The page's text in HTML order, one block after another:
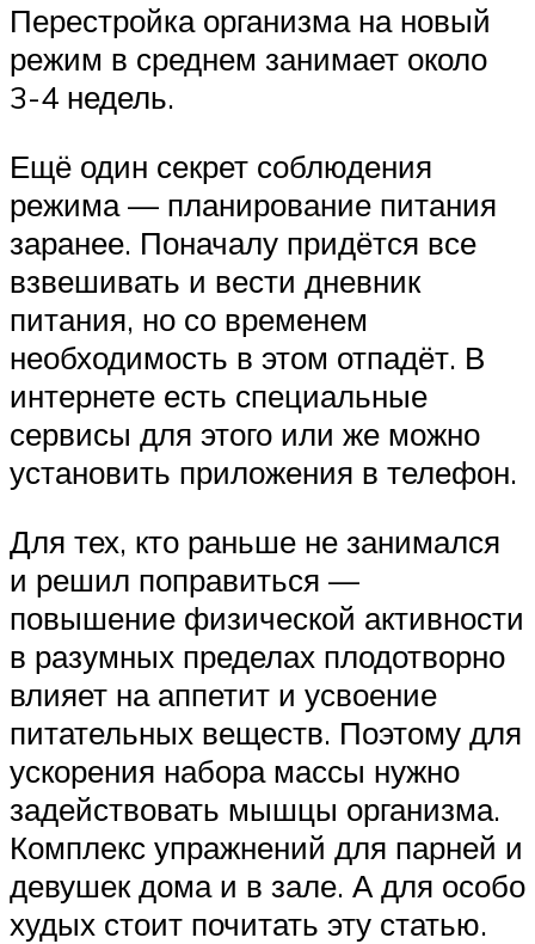
Перестройка организма на новый
режим в среднем занимает около
3-4 недель.
Ещё один секрет соблюдения
режима — планирование питания
заранее. Поначалу придётся все
взвешивать и вести дневник
питания, но со временем
необходимость в этом отпадёт. В
интернете есть специальные
сервисы для этого или же можно
установить приложения в телефон.
Для тех, кто раньше не занимался
и решил поправиться —
повышение физической активности
в разумных пределах плодотворно
влияет на аппетит и усвоение
питательных веществ. Поэтому для
ускорения набора массы нужно
задействовать мышцы организма.
Комплекс упражнений для парней и
девушек дома и в зале. А для особо
худых стоит почитать эту статью.